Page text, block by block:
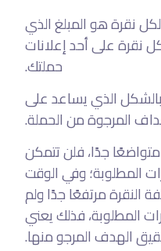
نقرة هو المبلغ الذي
نقرة على أحد إعلانات
حملتك.
بالشكل الذي يساعد على
المرجوة من الحملة.
جدًا، فلن تتمكن
المطلوبة؛ وفي الوقت
النقرة مرتفعًا جدًا ولم
المطلوبة، فذلك يعني
الهدف المرجو منها.